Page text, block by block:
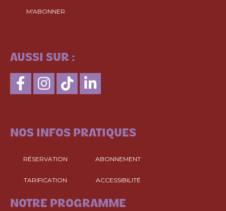
M'ABONNER
AUSSI SUR :
NOS INFOS PRATIQUES
RÉSERVATION ABONNEMENT
TARIFICATION ACCESSIBILITÉ
NOTRE PROGRAMME